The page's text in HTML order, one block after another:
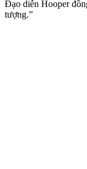
Đạo diễn Hooper
tượng.”